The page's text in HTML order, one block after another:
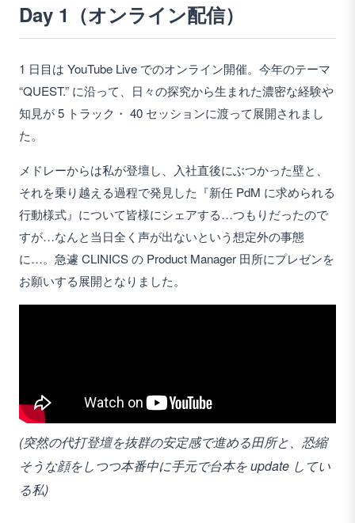
Day 1（オンライン配信）
1 日目は YouTube Live でのオンライン開催。今年のテーマ
“QUEST.” に沿って、日々の探究から生まれた濃密な経験や
知見が 5 トラック・ 40 セッションに渡って展開されまし
た。
メドレーからは私が登壇し、入社直後にぶつかった壁と、
それを乗り越える過程で発見した『新任 PdM に求められる
行動様式』について皆様にシェアする…つもりだったので
すが…なんと当日全く声が出ないという想定外の事態
に…。急遽 CLINICS の Product Manager 田所にプレゼンを
お願いする展開となりました。
(突然の代打登壇を抜群の安定感で進める田所と、恐縮
そうな顔をしつつ本番中に手元で台本を update してい
る私)